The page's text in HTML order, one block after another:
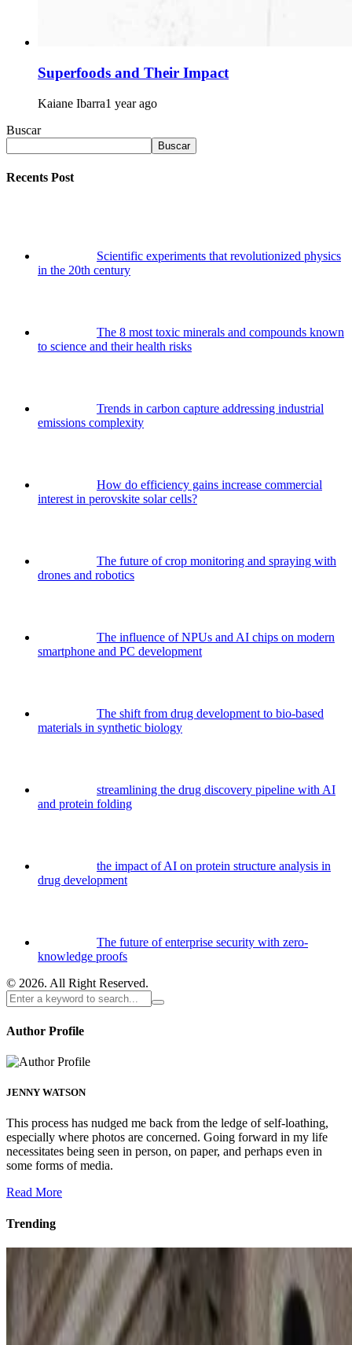
Superfoods and Their Impact
Kaiane Ibarra1 year ago
Buscar
Buscar
Recents Post
Scientific experiments that revolutionized physics
in the 20th century
The 8 most toxic minerals and compounds known
to science and their health risks
Trends in carbon capture addressing industrial
emissions complexity
How do efficiency gains increase commercial
interest in perovskite solar cells?
The future of crop monitoring and spraying with
drones and robotics
The influence of NPUs and AI chips on modern
smartphone and PC development
The shift from drug development to bio-based
materials in synthetic biology
streamlining the drug discovery pipeline with AI
and protein folding
the impact of AI on protein structure analysis in
drug development
The future of enterprise security with zero-
knowledge proofs
© 2026. All Right Reserved.
Author Profile
JENNY WATSON
This process has nudged me back from the ledge of self-loathing,
especially where photos are concerned. Going forward in my life
necessitates being seen in person, on paper, and perhaps even in
some forms of media.
Read More
Trending